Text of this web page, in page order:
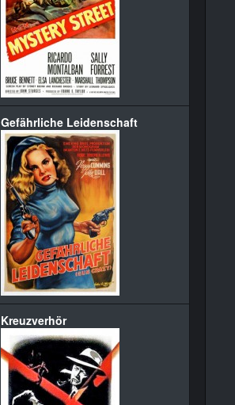
Gefährliche Leidenschaft
Kreuzverhör